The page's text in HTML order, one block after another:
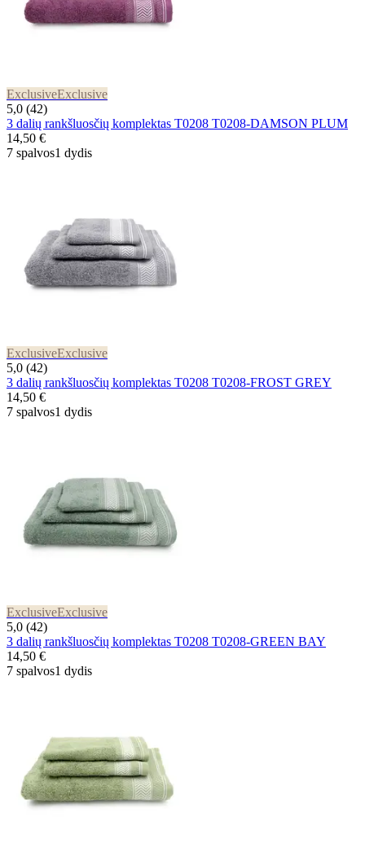
ExclusiveExclusive
5,0 (42)
3 dalių rankšluosčių komplektas T0208 T0208-DAMSON PLUM
14,50 €
7 spalvos1 dydis
ExclusiveExclusive
5,0 (42)
3 dalių rankšluosčių komplektas T0208 T0208-FROST GREY
14,50 €
7 spalvos1 dydis
ExclusiveExclusive
5,0 (42)
3 dalių rankšluosčių komplektas T0208 T0208-GREEN BAY
14,50 €
7 spalvos1 dydis